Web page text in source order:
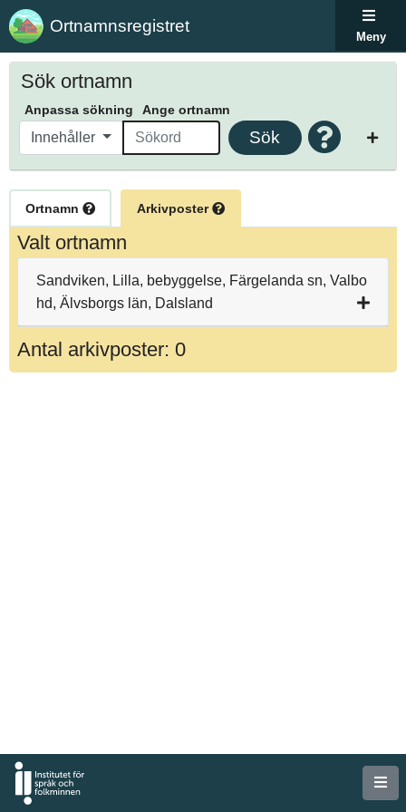
Ortnamnsregistret
Meny
Sök ortnamn
Anpassa sökning Ange ortnamn
Innehåller Sök
Ortnamn Arkivposter
Valt ortnamn
Sandviken, Lilla, bebyggelse, Färgelanda sn, Valbo
hd, Älvsborgs län, Dalsland
Antal arkivposter: 0